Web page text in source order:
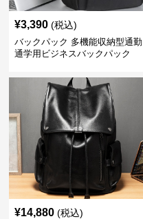
¥3,390 (税込)
バックパック 多機能収納型通勤
通学用ビジネスバックパック
¥14,880 (税込)